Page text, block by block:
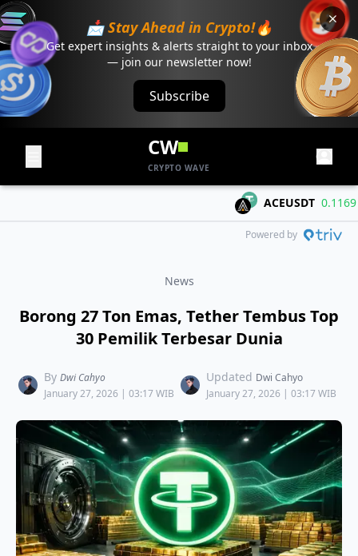
📩 Stay Ahead in Crypto!🔥
Get expert insights & alerts straight to your inbox
— join our newsletter now!
Subscribe
CW
CRYPTO WAVE
ACEUSDT 0.1169
Powered by
News
Borong 27 Ton Emas, Tether Tembus Top
30 Pemilik Terbesar Dunia
By Dwi Cahyo
January 27, 2026 | 03:17 WIB
Updated Dwi Cahyo
January 27, 2026 | 03:17 WIB